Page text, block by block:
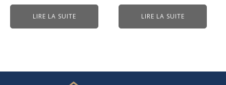
LIRE LA SUITE LIRE LA SUITE